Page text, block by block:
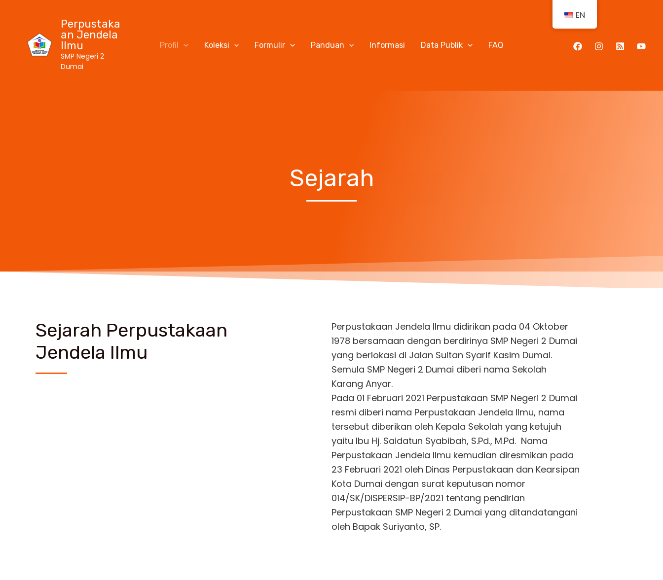
content
Perpustaka
an Jendela
Ilmu
SMP Negeri 2
Dumai
Profil Koleksi Formulir Panduan Informasi Data Publik FAQ
Sejarah
Sejarah Perpustakaan
Jendela Ilmu
Perpustakaan Jendela Ilmu didirikan pada 04 Oktober
1978 bersamaan dengan berdirinya SMP Negeri 2 Dumai
yang berlokasi di Jalan Sultan Syarif Kasim Dumai.
Semula SMP Negeri 2 Dumai diberi nama Sekolah
Karang Anyar.
Pada 01 Februari 2021 Perpustakaan SMP Negeri 2 Dumai
resmi diberi nama Perpustakaan Jendela Ilmu, nama
tersebut diberikan oleh Kepala Sekolah yang ketujuh
yaitu Ibu Hj. Saidatun Syabibah, S.Pd., M.Pd. Nama
Perpustakaan Jendela Ilmu kemudian diresmikan pada
23 Februari 2021 oleh Dinas Perpustakaan dan Kearsipan
Kota Dumai dengan surat keputusan nomor
014/SK/DISPERSIP-BP/2021 tentang pendirian
Perpustakaan SMP Negeri 2 Dumai yang ditandatangani
oleh Bapak Suriyanto, SP.
EN